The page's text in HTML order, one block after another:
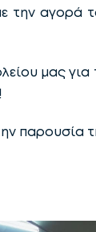
την αγορά
μας για
παρουσία